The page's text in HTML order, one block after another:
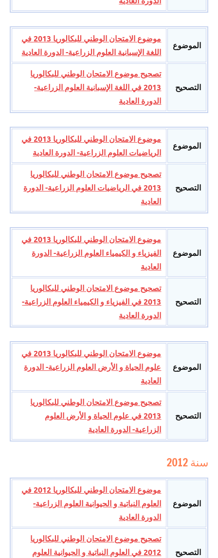
الموضوع
موضوع الامتحان الوطني للبكالوريا 2013 في
اللغة الإسبانية العلوم الزراعية- الدورة العادية
التصحيح
تصحيح موضوع الامتحان الوطني للبكالوريا
2013 في اللغة الإسبانية العلوم الزراعية-
الدورة العادية
الموضوع
موضوع الامتحان الوطني للبكالوريا 2013 في
الرياضيات العلوم الزراعية- الدورة العادية
التصحيح
تصحيح موضوع الامتحان الوطني للبكالوريا
2013 في الرياضيات العلوم الزراعية- الدورة
العادية
الموضوع
موضوع الامتحان الوطني للبكالوريا 2013 في
الفيزياء و الكيمياء العلوم الزراعية- الدورة
العادية
التصحيح
تصحيح موضوع الامتحان الوطني للبكالوريا
2013 في الفيزياء و الكيمياء العلوم الزراعية-
الدورة العادية
الموضوع
موضوع الامتحان الوطني للبكالوريا 2013 في
علوم الحياة و الأرض العلوم الزراعية- الدورة
العادية
التصحيح
تصحيح موضوع الامتحان الوطني للبكالوريا
2013 في علوم الحياة و الأرض العلوم
الزراعية- الدورة العادية
سنة 2012
الموضوع
موضوع الامتحان الوطني للبكالوريا 2012 في
العلوم النباتية و الحيوانية العلوم الزراعية-
الدورة العادية
التصحيح
تصحيح موضوع الامتحان الوطني للبكالوريا
2012 في العلوم النباتية و الحيوانية العلوم